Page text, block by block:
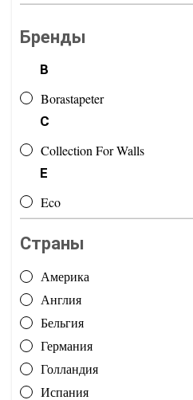
Бренды
B
Borastapeter
C
Collection For Walls
E
Eco
Страны
Америка
Англия
Бельгия
Германия
Голландия
Испания